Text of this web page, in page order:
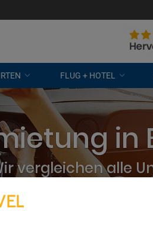
FLUG + HOTEL
in
vergleichen alle